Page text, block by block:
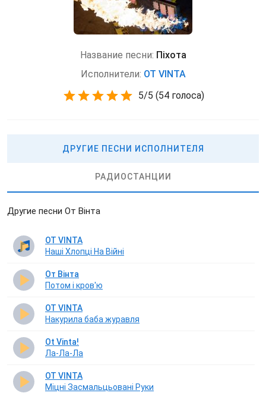
Название песни: Піхота
Исполнители: OT VINTA
5/5 (54 голоса)
ДРУГИЕ ПЕСНИ ИСПОЛНИТЕЛЯ
РАДИОСТАНЦИИ
Другие песни От Вінта
OT VINTA
Наші Хлопці На Війні
От Вінта
Потом і кров'ю
OT VINTA
Накурила баба журавля
Ot Vinta!
Ла-Ла-Ла
OT VINTA
Міцні Засмальцьовані Руки